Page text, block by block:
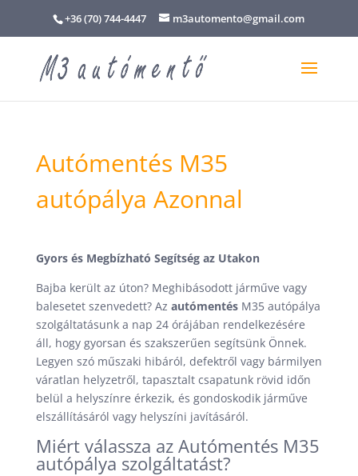
+36 (70) 744-4447 m3automento@gmail.com
Autómentés M35
autópálya Azonnal
Gyors és Megbízható Segítség az Utakon
Bajba került az úton? Meghibásodott járműve vagy
balesetet szenvedett? Az autómentés M35 autópálya
szolgáltatásunk a nap 24 órájában rendelkezésére
áll, hogy gyorsan és szakszerűen segítsünk Önnek.
Legyen szó műszaki hibáról, defektről vagy bármilyen
váratlan helyzetről, tapasztalt csapatunk rövid időn
belül a helyszínre érkezik, és gondoskodik járműve
elszállításáról vagy helyszíni javításáról.
Miért válassza az Autómentés M35
autópálya szolgáltatást?